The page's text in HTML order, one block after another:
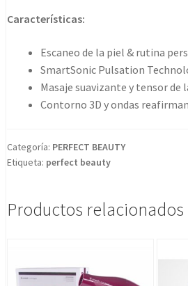
in
Características:
Escaneo de la piel & rutina
SmartSonic Pulsation
Masaje suavizante y tensor de
Contorno 3D y ondas
Categoría: PERFECT BEAUTY
Etiqueta: perfect beauty
Productos relacionados